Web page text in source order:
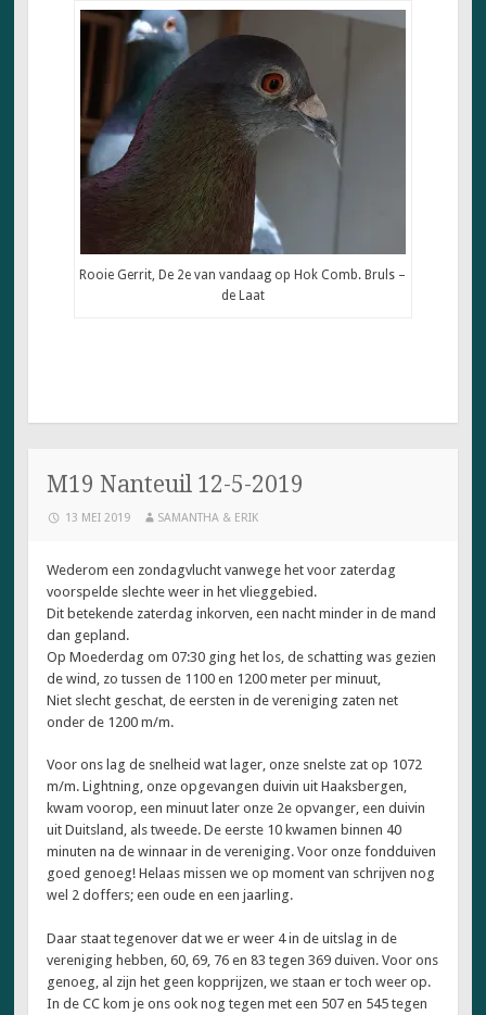
Rooie Gerrit, De 2e van vandaag op Hok Comb. Bruls –
de Laat
M19 Nanteuil 12-5-2019
13 MEI 2019 SAMANTHA & ERIK
Wederom een zondagvlucht vanwege het voor zaterdag
voorspelde slechte weer in het vlieggebied.
Dit betekende zaterdag inkorven, een nacht minder in de mand
dan gepland.
Op Moederdag om 07:30 ging het los, de schatting was gezien
de wind, zo tussen de 1100 en 1200 meter per minuut,
Niet slecht geschat, de eersten in de vereniging zaten net
onder de 1200 m/m.
Voor ons lag de snelheid wat lager, onze snelste zat op 1072
m/m. Lightning, onze opgevangen duivin uit Haaksbergen,
kwam voorop, een minuut later onze 2e opvanger, een duivin
uit Duitsland, als tweede. De eerste 10 kwamen binnen 40
minuten na de winnaar in de vereniging. Voor onze fondduiven
goed genoeg! Helaas missen we op moment van schrijven nog
wel 2 doffers; een oude en een jaarling.
Daar staat tegenover dat we er weer 4 in de uitslag in de
vereniging hebben, 60, 69, 76 en 83 tegen 369 duiven. Voor ons
genoeg, al zijn het geen kopprijzen, we staan er toch weer op.
In de CC kom je ons ook nog tegen met een 507 en 545 tegen